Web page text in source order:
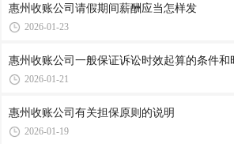
惠州收账公司​请假期间薪酬应当怎样发
2026-01-23
惠州收账公司​一般保证诉讼时效起算的条件和
2026-01-21
惠州收账公司​有关担保原则的说明
2026-01-19